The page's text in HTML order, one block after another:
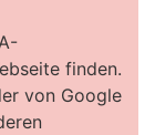
finden.
von Google